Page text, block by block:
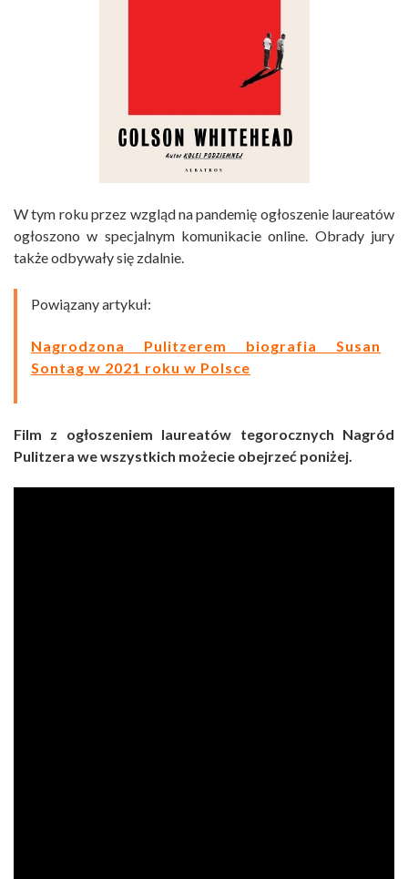
W tym roku przez wzgląd na pandemię ogłoszenie laureatów
ogłoszono w specjalnym komunikacie online. Obrady jury
także odbywały się zdalnie.
Powiązany artykuł:
Nagrodzona Pulitzerem biografia Susan
Sontag w 2021 roku w Polsce
Film z ogłoszeniem laureatów tegorocznych Nagród
Pulitzera we wszystkich możecie obejrzeć poniżej.